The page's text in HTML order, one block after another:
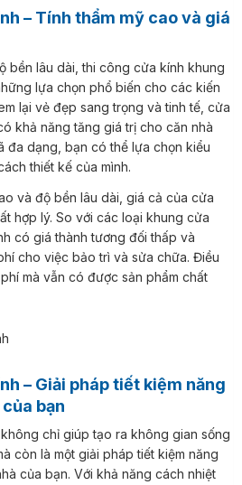
lựa chọn phổ biến cho các kiến
lại vẻ đẹp sang trọng và tinh tế, cửa
khả năng tăng giá trị cho căn nhà
đa dạng, bạn có thể lựa chọn kiểu
thiết kế của mình.
hợp lý. So với các loại khung cửa
có giá thành tương đối thấp và
cho việc bảo trì và sửa chữa. Điều
mà vẫn có được sản phẩm chất
bạn
còn là một giải pháp tiết kiệm năng
của bạn. Với khả năng cách nhiệt